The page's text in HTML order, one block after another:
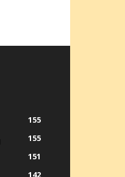
155
155
151
142